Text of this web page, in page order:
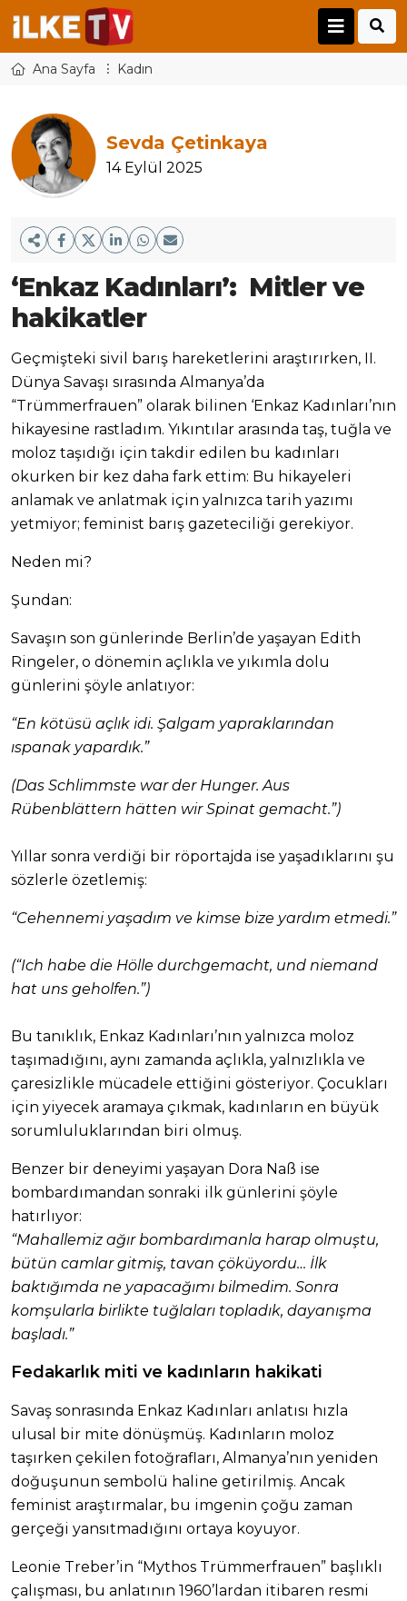
Ana Sayfa Kadın
Sevda Çetinkaya
14 Eylül 2025
‘Enkaz Kadınları’: Mitler ve
hakikatler
Geçmişteki sivil barış hareketlerini araştırırken, II.
Dünya Savaşı sırasında Almanya’da
“Trümmerfrauen” olarak bilinen ‘Enkaz Kadınları’nın
hikayesine rastladım. Yıkıntılar arasında taş, tuğla ve
moloz taşıdığı için takdir edilen bu kadınları
okurken bir kez daha fark ettim: Bu hikayeleri
anlamak ve anlatmak için yalnızca tarih yazımı
yetmiyor; feminist barış gazeteciliği gerekiyor.
Neden mi?
Şundan:
Savaşın son günlerinde Berlin’de yaşayan Edith
Ringeler, o dönemin açlıkla ve yıkımla dolu
günlerini şöyle anlatıyor:
“En kötüsü açlık idi. Şalgam yapraklarından
ıspanak yapardık.”
(Das Schlimmste war der Hunger. Aus
Rübenblättern hätten wir Spinat gemacht.”)
Yıllar sonra verdiği bir röportajda ise yaşadıklarını şu
sözlerle özetlemiş:
“Cehennemi yaşadım ve kimse bize yardım etmedi.”
(“Ich habe die Hölle durchgemacht, und niemand
hat uns geholfen.”)
Bu tanıklık, Enkaz Kadınları’nın yalnızca moloz
taşımadığını, aynı zamanda açlıkla, yalnızlıkla ve
çaresizlikle mücadele ettiğini gösteriyor. Çocukları
için yiyecek aramaya çıkmak, kadınların en büyük
sorumluluklarından biri olmuş.
Benzer bir deneyimi yaşayan Dora Naß ise
bombardımandan sonraki ilk günlerini şöyle
hatırlıyor:
“Mahallemiz ağır bombardımanla harap olmuştu,
bütün camlar gitmiş, tavan çöküyordu… İlk
baktığımda ne yapacağımı bilmedim. Sonra
komşularla birlikte tuğlaları topladık, dayanışma
başladı.”
Fedakarlık miti ve kadınların hakikati
Savaş sonrasında Enkaz Kadınları anlatısı hızla
ulusal bir mite dönüşmüş. Kadınların moloz
taşırken çekilen fotoğrafları, Almanya’nın yeniden
doğuşunun sembolü haline getirilmiş. Ancak
feminist araştırmalar, bu imgenin çoğu zaman
gerçeği yansıtmadığını ortaya koyuyor.
Leonie Treber’in “Mythos Trümmerfrauen” başlıklı
çalışması, bu anlatının 1960’lardan itibaren resmi